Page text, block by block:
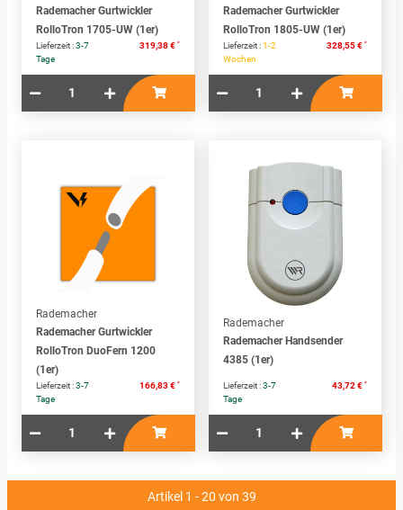
Rademacher Gurtwickler
RolloTron 1705-UW (1er)
Lieferzeit :3-7
Tage
319,38 € *
Rademacher Gurtwickler
RolloTron 1805-UW (1er)
Lieferzeit :1-2
Wochen
328,55 € *
Rademacher
Rademacher Gurtwickler
RolloTron DuoFern 1200
(1er)
Lieferzeit :3-7
Tage
166,83 € *
Rademacher
Rademacher Handsender
4385 (1er)
Lieferzeit :3-7
Tage
43,72 € *
Artikel 1 - 20 von 39